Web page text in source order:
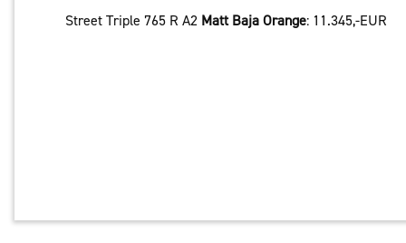
Street Triple 765 R A2 Matt Baja Orange: 11.345,-EUR